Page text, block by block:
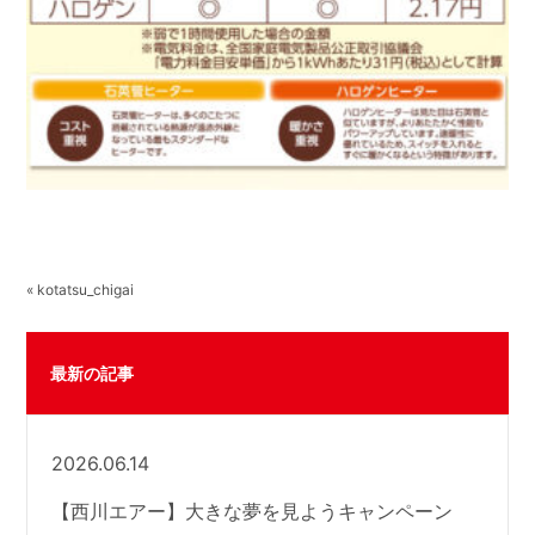
« kotatsu_chigai
最新の記事
2026.06.14
【西川エアー】大きな夢を見ようキャンペーン